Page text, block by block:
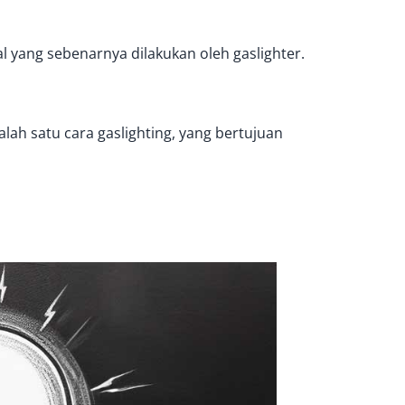
sebenarnya dilakukan oleh gaslighter.
satu cara gaslighting, yang bertujuan